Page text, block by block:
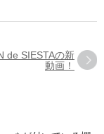
de SIESTAの新
動画！